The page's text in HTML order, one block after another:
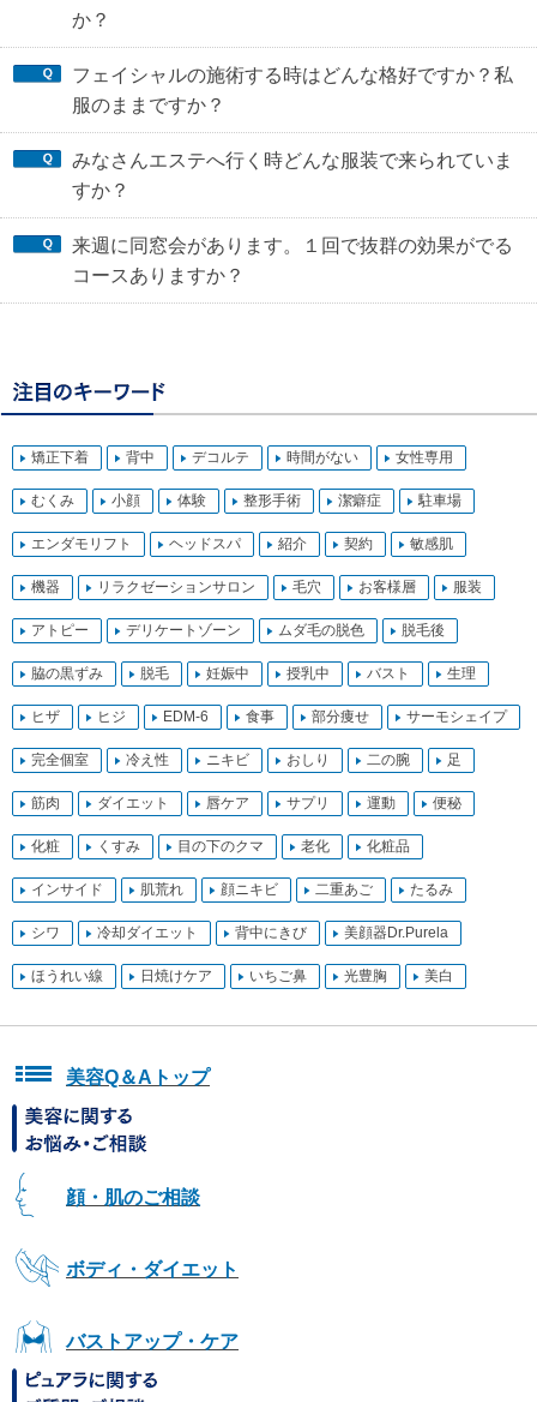
か？
フェイシャルの施術する時はどんな格好ですか？私
服のままですか？
みなさんエステへ行く時どんな服装で来られていま
すか？
来週に同窓会があります。１回で抜群の効果がでる
コースありますか？
矯正下着 背中 デコルテ 時間がない 女性専用
むくみ 小顔 体験 整形手術 潔癖症 駐車場
エンダモリフト ヘッドスパ 紹介 契約 敏感肌
機器 リラクゼーションサロン 毛穴 お客様層 服装
アトピー デリケートゾーン ムダ毛の脱色 脱毛後
脇の黒ずみ 脱毛 妊娠中 授乳中 バスト 生理
ヒザ ヒジ EDM-6 食事 部分痩せ サーモシェイプ
完全個室 冷え性 ニキビ おしり 二の腕 足
筋肉 ダイエット 唇ケア サプリ 運動 便秘
化粧 くすみ 目の下のクマ 老化 化粧品
インサイド 肌荒れ 顔ニキビ 二重あご たるみ
シワ 冷却ダイエット 背中にきび 美顔器Dr.Purela
ほうれい線 日焼けケア いちご鼻 光豊胸 美白
美容Q＆Aトップ
顔・肌のご相談
ボディ・ダイエット
バストアップ・ケア